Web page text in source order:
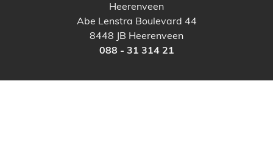
Heerenveen
Abe Lenstra Boulevard 44
8448 JB Heerenveen
088 - 31 314 21